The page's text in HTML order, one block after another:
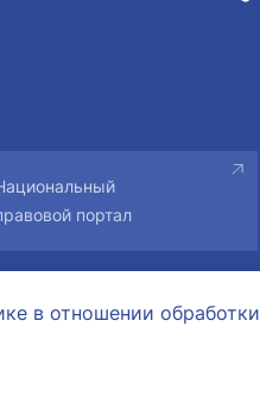
портал
на
в отношении обработки